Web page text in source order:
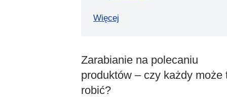
Więcej
Zarabianie na polecaniu
produktów – czy każdy może
robić?